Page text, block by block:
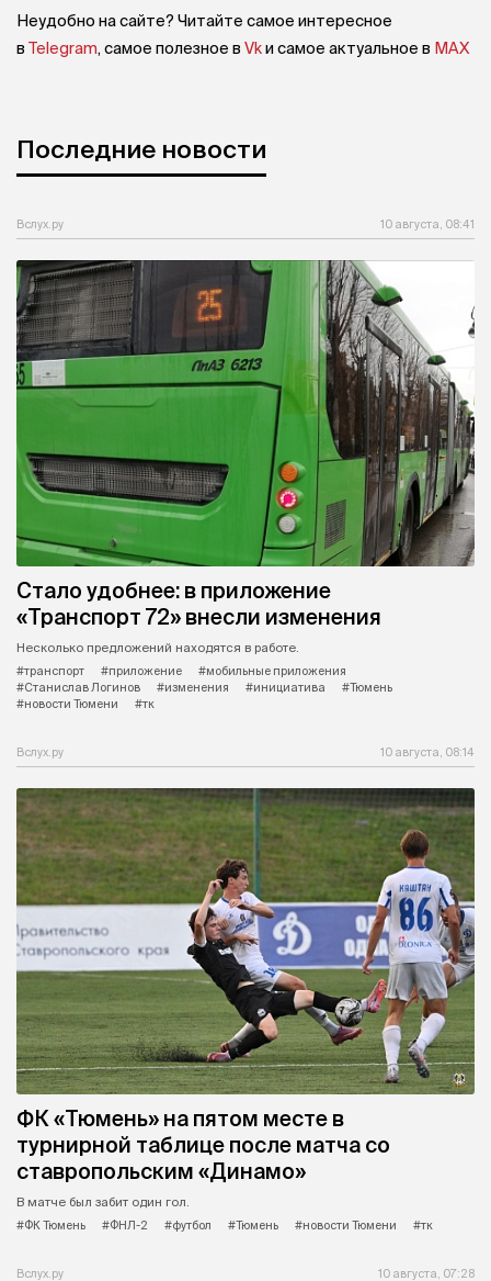
Неудобно на сайте? Читайте самое интересное
в Telegram, самое полезное в Vkи самое актуальное в MAX
Последние новости
Вслух.ру 10 августа, 08:41
Стало удобнее: в приложение
«Транспорт 72» внесли изменения
Несколько предложений находятся в работе.
#транспорт
#приложение
#мобильные приложения
#Станислав Логинов
#изменения #инициатива
#Тюмень
#новости Тюмени
#тк
Вслух.ру 10 августа, 08:14
ФК «Тюмень» на пятом месте в
турнирной таблице после матча со
ставропольским «Динамо»
В матче был забит один гол.
#ФК Тюмень
#ФНЛ-2 #футбол #Тюмень #новости Тюмени #тк
Вслух.ру 10 августа, 07:28